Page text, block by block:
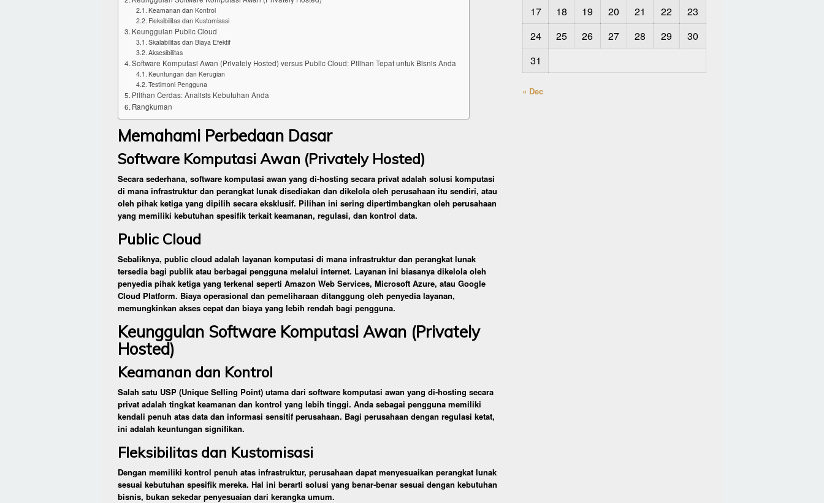
Keamanan dan Kontrol
Fleksibilitas dan Kustomisasi
Keunggulan Public Cloud
Skalabilitas dan Biaya Efektif
Aksesibilitas
Software Komputasi Awan (Privately Hosted) versus Public Cloud: Pilihan Tepat untuk Bisnis Anda
Keuntungan dan Kerugian
Testimoni Pengguna
Pilihan Cerdas: Analisis Kebutuhan Anda
Rangkuman
Memahami Perbedaan Dasar
Software Komputasi Awan (Privately Hosted)
Secara sederhana, software komputasi awan yang di-hosting secara privat adalah solusi komputasi
di mana infrastruktur dan perangkat lunak disediakan dan dikelola oleh perusahaan itu sendiri, atau
oleh pihak ketiga yang dipilih secara eksklusif. Pilihan ini sering dipertimbangkan oleh perusahaan
yang memiliki kebutuhan spesifik terkait keamanan, regulasi, dan kontrol data.
Public Cloud
Sebaliknya, public cloud adalah layanan komputasi di mana infrastruktur dan perangkat lunak
tersedia bagi publik atau berbagai pengguna melalui internet. Layanan ini biasanya dikelola oleh
penyedia pihak ketiga yang terkenal seperti Amazon Web Services, Microsoft Azure, atau Google
Cloud Platform. Biaya operasional dan pemeliharaan ditanggung oleh penyedia layanan,
memungkinkan akses cepat dan biaya yang lebih rendah bagi pengguna.
Keunggulan Software Komputasi Awan (Privately
Hosted)
Keamanan dan Kontrol
Salah satu USP (Unique Selling Point) utama dari software komputasi awan yang di-hosting secara
privat adalah tingkat keamanan dan kontrol yang lebih tinggi. Anda sebagai pengguna memiliki
kendali penuh atas data dan informasi sensitif perusahaan. Bagi perusahaan dengan regulasi ketat,
ini adalah keuntungan signifikan.
Fleksibilitas dan Kustomisasi
Dengan memiliki kontrol penuh atas infrastruktur, perusahaan dapat menyesuaikan perangkat lunak
sesuai kebutuhan spesifik mereka. Hal ini berarti solusi yang benar-benar sesuai dengan kebutuhan
bisnis, bukan sekedar penyesuaian dari kerangka umum.
17
18 19 20 21 22
23
24
25 26 27 28 29
30
31
« Dec